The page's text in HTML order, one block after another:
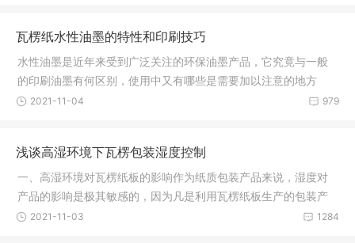
瓦楞纸水性油墨的特性和印刷技巧
水性油墨是近年来受到广泛关注的环保油墨产品，它究竟与一般
的印刷油墨有何区别，使用中又有哪些是需要加以注意的地方
呢？这里美
979
2021-11-04
浅谈高湿环境下瓦楞包装湿度控制
一、高湿环境对瓦楞纸板的影响作为纸质包装产品来说，湿度对
产品的影响是极其敏感的，因为凡是利用瓦楞纸板生产的包装产
品，不管
1284
2021-11-03